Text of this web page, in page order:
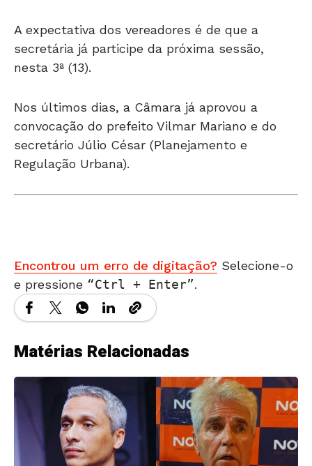
A expectativa dos vereadores é de que a
secretária já participe da próxima sessão,
nesta 3ª (13).
Nos últimos dias, a Câmara já aprovou a
convocação do prefeito Vilmar Mariano e do
secretário Júlio César (Planejamento e
Regulação Urbana).
Encontrou um erro de digitação? Selecione-o
e pressione
Ctrl + Enter .
Matérias Relacionadas